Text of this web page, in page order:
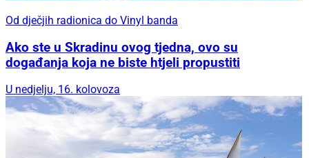
Od dječjih radionica do Vinyl banda
Ako ste u Skradinu ovog tjedna, ovo su
događanja koja ne biste htjeli propustiti
U nedjelju, 16. kolovoza